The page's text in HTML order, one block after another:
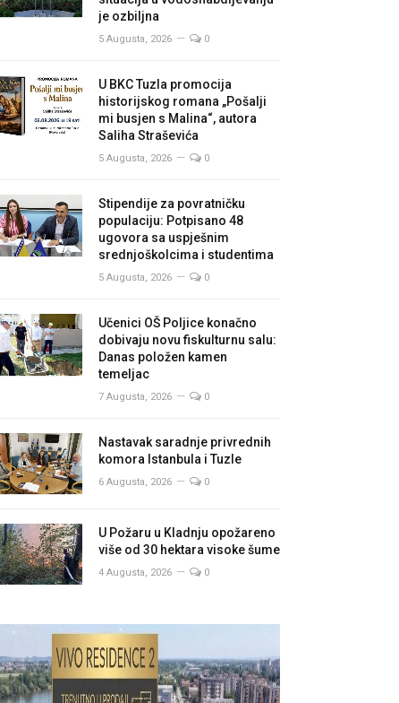
je ozbiljna
5 Augusta, 2026 0
U BKC Tuzla promocija
historijskog romana „Pošalji
mi busjen s Malina“, autora
Saliha Straševića
5 Augusta, 2026 0
Stipendije za povratničku
populaciju: Potpisano 48
ugovora sa uspješnim
srednjoškolcima i studentima
5 Augusta, 2026 0
Učenici OŠ Poljice konačno
dobivaju novu fiskulturnu salu:
Danas položen kamen
temeljac
7 Augusta, 2026 0
Nastavak saradnje privrednih
komora Istanbula i Tuzle
6 Augusta, 2026 0
U Požaru u Kladnju opožareno
više od 30 hektara visoke šume
4 Augusta, 2026 0